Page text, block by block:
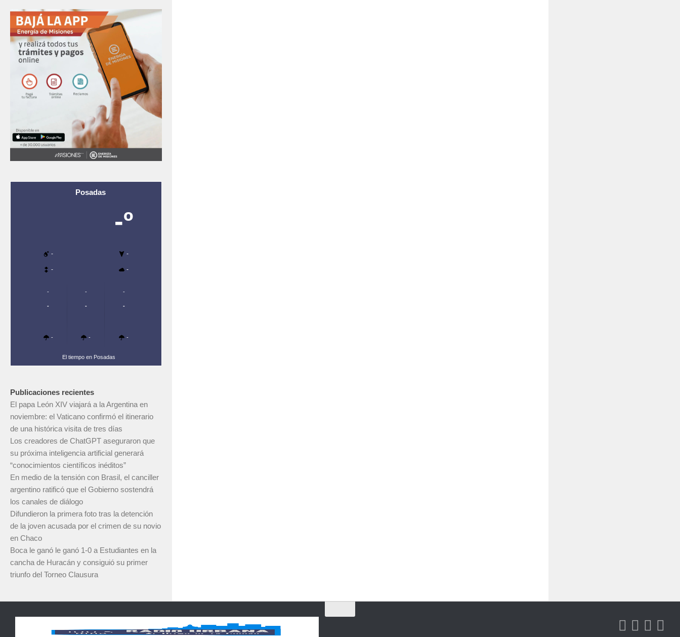
Posadas
-º
- -
- -
-
-
-
-
-
-
-
-
-
El tiempo en Posadas
Publicaciones recientes
El papa León XIV viajará a la Argentina en
noviembre: el Vaticano confirmó el itinerario
de una histórica visita de tres días
Los creadores de ChatGPT aseguraron que
su próxima inteligencia artificial generará
“conocimientos científicos inéditos”
En medio de la tensión con Brasil, el canciller
argentino ratificó que el Gobierno sostendrá
los canales de diálogo
Difundieron la primera foto tras la detención
de la joven acusada por el crimen de su novio
en Chaco
Boca le ganó le ganó 1-0 a Estudiantes en la
cancha de Huracán y consiguió su primer
triunfo del Torneo Clausura